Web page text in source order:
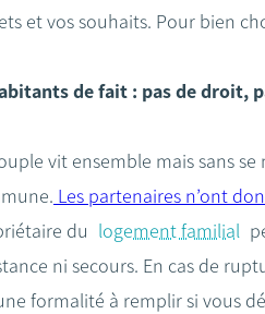
et vos souhaits. Pour bien
de fait : pas de droit,
vit ensemble mais sans
Les partenaires n’ont
du logement familial
ni secours. En cas de
formalité à remplir si vous